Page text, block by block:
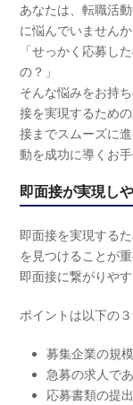
あなたは、転職活
に悩んでいませんか
「せっかく応募し
の？」
そんな悩みをお持
接を実現するため
接までスムーズに
動を成功に導くお手
即面接が実現し
即面接を実現する
を見つけることが重
即面接に繋がりや
ポイントは以下の３
募集企業の規
急募の求人で
応募書類の提